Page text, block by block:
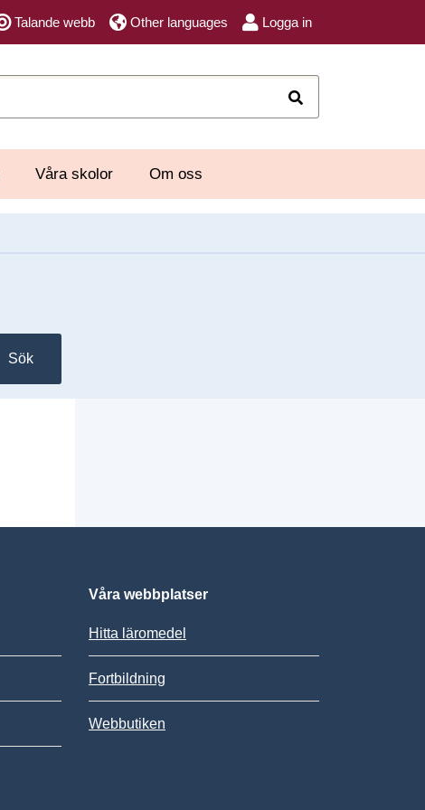
Talande webb Other languages Logga in
Våra skolor Om oss
Sök
Våra webbplatser
Hitta läromedel
Fortbildning
Webbutiken